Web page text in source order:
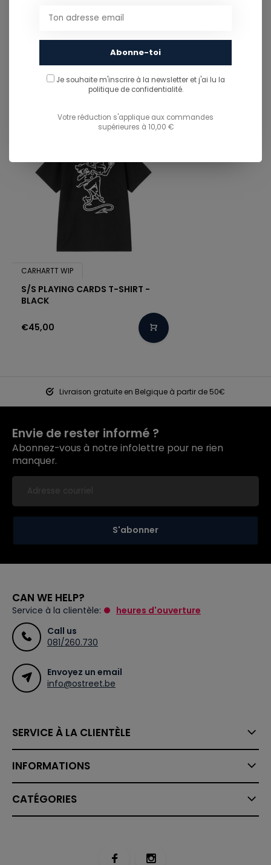
PARTAGER CE PRODUIT
You might also like...
TU POURRAIS AUSSI AIMER...
CARHARTT WIP
S/S PLAYING CARDS T-SHIRT -
BLACK
€45,00
Livraison gratuite en Belgique à partir de 50€
Envie de rester informé ?
Abonnez-vous à notre infolettre pour ne rien
manquer.
S'abonner
CAN WE HELP?
Service à la clientèle:
heures d'ouverture
Call us
081/260.730
Envoyez un email
info@ostreet.be
SERVICE À LA CLIENTÈLE
INFORMATIONS
CATÉGORIES
Abonne-toi
Je souhaite m'inscrire à la newsletter et j'ai lu la
politique de confidentialité.
Votre réduction s'applique aux commandes
supérieures à 10,00 €